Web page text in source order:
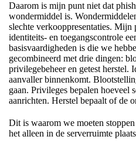
Daarom is mijn punt niet dat
wondermiddel is.
slechte verkooppresentaties. Mijn
identiteits- en toegangscontrole
basisvaardigheden is die we
gecombineerd met drie dingen:
privilegebeheer en getest herstel.
aanvaller binnenkomt.
gaan. Privileges bepalen hoeveel
aanrichten. Herstel bepaalt of de
Dit is waarom we moeten
het alleen in de serverruimte